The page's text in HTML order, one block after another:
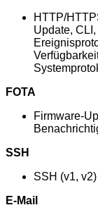
HTTP/
Update,
FOTA
Firmware-
SSH
SSH (v1, v2)
E-Mail